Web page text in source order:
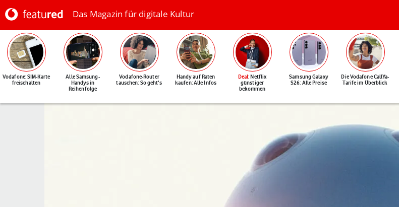
Das Magazin für digitale Kultur
Vodafone: SIM-Karte
freischalten
Alle Samsung-
Handys in
Reihenfolge
Vodafone-Router
tauschen: So geht's
Handy auf Raten
kaufen: Alle Infos
Deal: Netflix
günstiger
bekommen
Samsung Galaxy
S26: Alle Preise
Die Vodafone CallYa-
Tarife im Überblick